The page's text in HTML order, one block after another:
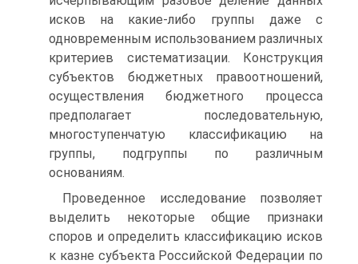
исков на какие-либо группы даже с
одновременным использованием различных
критериев систематизации. Конструкция
субъектов бюджетных правоотношений,
осуществления бюджетного процесса
предполагает последовательную,
многоступенчатую классификацию на
группы, подгруппы по различным
основаниям.
Проведенное исследование позволяет
выделить некоторые общие признаки
споров и определить классификацию исков
к казне субъекта Российской Федерации по